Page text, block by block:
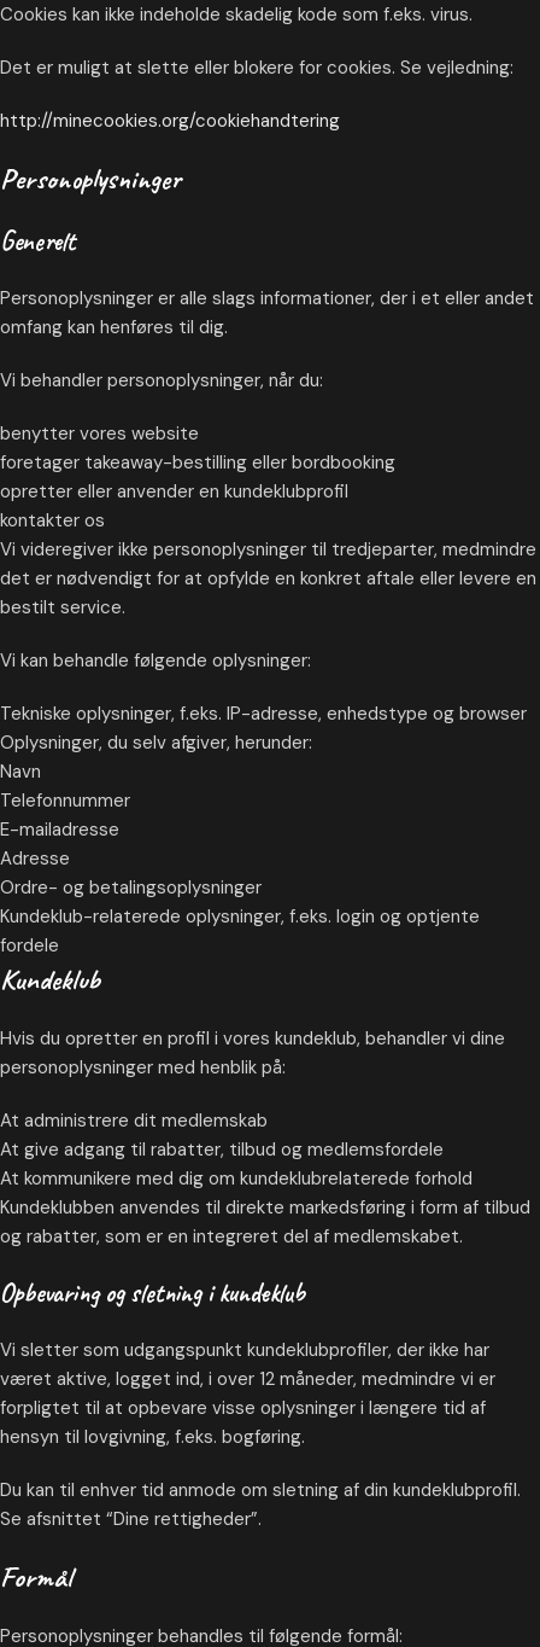
Cookies kan ikke indeholde skadelig kode som f.eks. virus.
Det er muligt at slette eller blokere for cookies. Se vejledning:
http://minecookies.org/cookiehandtering
Personoplysninger
Generelt
Personoplysninger er alle slags informationer, der i et eller andet
omfang kan henføres til dig.
Vi behandler personoplysninger, når du:
benytter vores website
foretager takeaway-bestilling eller bordbooking
opretter eller anvender en kundeklubprofil
kontakter os
Vi videregiver ikke personoplysninger til tredjeparter, medmindre
det er nødvendigt for at opfylde en konkret aftale eller levere en
bestilt service.
Vi kan behandle følgende oplysninger:
Tekniske oplysninger, f.eks. IP-adresse, enhedstype og browser
Oplysninger, du selv afgiver, herunder:
Navn
Telefonnummer
E-mailadresse
Adresse
Ordre- og betalingsoplysninger
Kundeklub-relaterede oplysninger, f.eks. login og optjente
fordele
Kundeklub
Hvis du opretter en profil i vores kundeklub, behandler vi dine
personoplysninger med henblik på:
At administrere dit medlemskab
At give adgang til rabatter, tilbud og medlemsfordele
At kommunikere med dig om kundeklubrelaterede forhold
Kundeklubben anvendes til direkte markedsføring i form af tilbud
og rabatter, som er en integreret del af medlemskabet.
Opbevaring og sletning i kundeklub
Vi sletter som udgangspunkt kundeklubprofiler, der ikke har
været aktive, logget ind, i over 12 måneder, medmindre vi er
forpligtet til at opbevare visse oplysninger i længere tid af
hensyn til lovgivning, f.eks. bogføring.
Du kan til enhver tid anmode om sletning af din kundeklubprofil.
Se afsnittet “Dine rettigheder”.
Formål
Personoplysninger behandles til følgende formål: